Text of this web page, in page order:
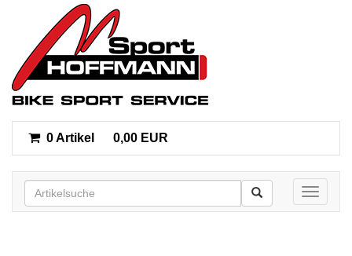
0 Artikel 0,00 EUR
Toggle